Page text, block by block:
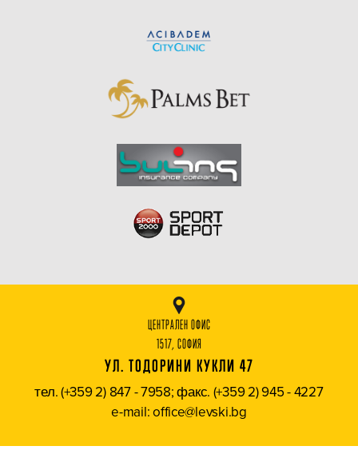
ЦЕНТРАЛЕН ОФИС
1517, СОФИЯ
УЛ. ТОДОРИНИ КУКЛИ 47
тел. (+359 2) 847 - 7958; факс. (+359 2) 945 - 4227
e-mail: office@levski.bg